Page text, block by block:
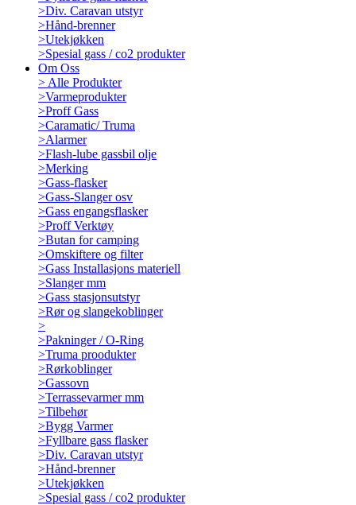
>Div. Caravan utstyr
>Hånd-brenner
>Utekjøkken
>Spesial gass / co2 produkter
Om Oss
> Alle Produkter
>Varmeprodukter
>Proff Gass
>Caramatic/ Truma
>Alarmer
>Flash-lube gassbil olje
>Merking
>Gass-flasker
>Gass-Slanger osv
>Gass engangsflasker
>Proff Verktøy
>Butan for camping
>Omskiftere og filter
>Gass Installasjons materiell
>Slanger mm
>Gass stasjonsutstyr
>Rør og slangekoblinger
>
>Pakninger / O-Ring
>Truma proodukter
>Rørkoblinger
>Gassovn
>Terrassevarmer mm
>Tilbehør
>Bygg Varmer
>Fyllbare gass flasker
>Div. Caravan utstyr
>Hånd-brenner
>Utekjøkken
>Spesial gass / co2 produkter